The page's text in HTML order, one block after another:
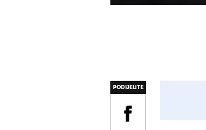
PODIJELITE